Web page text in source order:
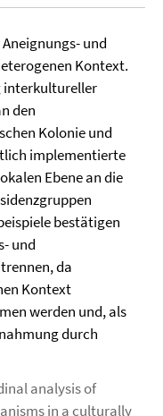
und
Kontext.
interkultureller
den
Kolonie und
implementierte
Ebene an die
bestätigen
und
da
Kontext
werden und, als
durch
analysis of
in a culturally